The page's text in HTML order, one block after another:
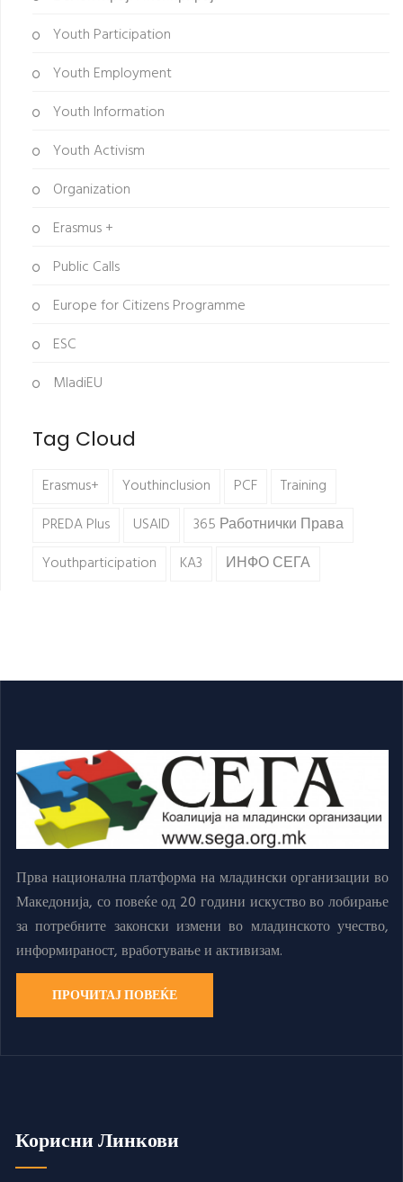
Youth Participation
Youth Employment
Youth Information
Youth Activism
Organization
Erasmus +
Public Calls
Europe for Citizens Programme
ESC
MladiEU
Tag Cloud
Erasmus+ Youthinclusion PCF
Training
PREDA Plus
USAID
365 Работнички Права
Youthparticipation
KA3 ИНФО СЕГА
Прва национална платформа на младински организации во
Македонија, со повеќе од 20 години искуство во лобирање
за потребните законски измени во младинското учество,
информираност, вработување и активизам.
ПРОЧИТАЈ ПОВЕЌЕ
Корисни Линкови